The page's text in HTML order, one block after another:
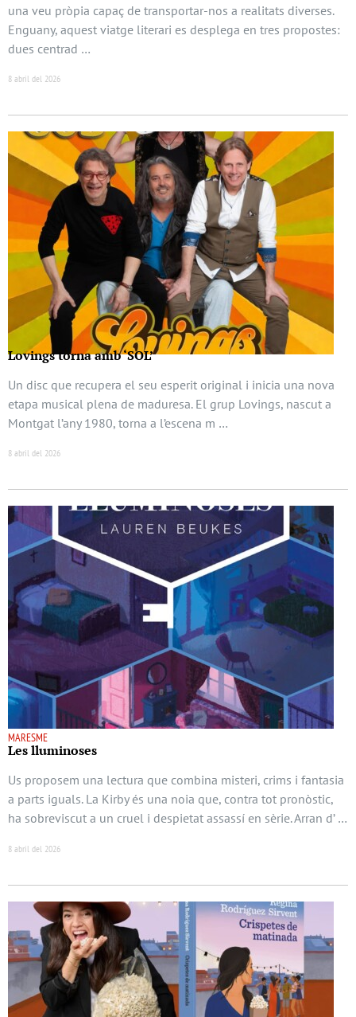
una veu pròpia capaç de transportar-nos a realitats diverses.
Enguany, aquest viatge literari es desplega en tres propostes:
dues centrad …
8 abril del 2026
Lovings torna amb ‘SOL’
Un disc que recupera el seu esperit original i inicia una nova
etapa musical plena de maduresa. El grup Lovings, nascut a
Montgat l’any 1980, torna a l’escena m …
8 abril del 2026
MARESME
Les lluminoses
Us proposem una lectura que combina misteri, crims i fantasia
a parts iguals. La Kirby és una noia que, contra tot pronòstic,
ha sobreviscut a un cruel i despietat assassí en sèrie. Arran d’ …
8 abril del 2026